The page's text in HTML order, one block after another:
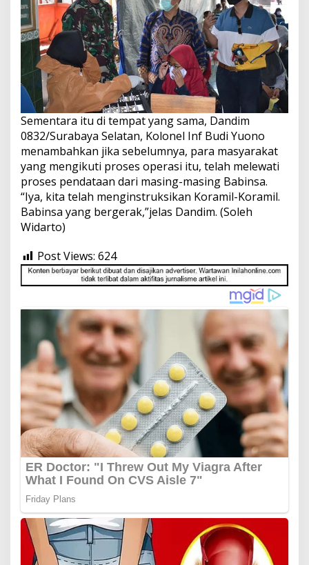
Sementara itu di tempat yang sama, Dandim
0832/Surabaya Selatan, Kolonel Inf Budi Yuono
menambahkan jika sebelumnya, para masyarakat
yang mengikuti proses operasi itu, telah melewati
proses pendataan dari masing-masing Babinsa.
“Iya, kita telah menginstruksikan Koramil-Koramil.
Babinsa yang bergerak,”jelas Dandim. (Soleh
Widarto)
Post Views: 624